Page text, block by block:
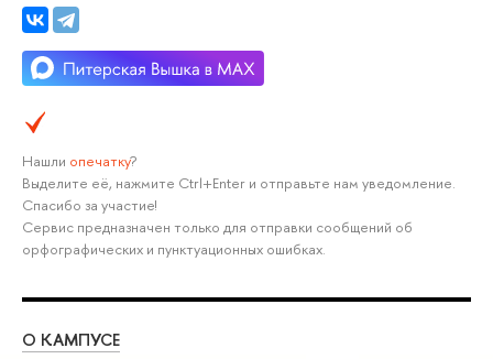
Нашли опечатку?
Выделите её, нажмите Ctrl+Enter и отправьте нам уведомление.
Спасибо за участие!
Сервис предназначен только для отправки сообщений об
орфографических и пунктуационных ошибках.
О КАМПУСЕ